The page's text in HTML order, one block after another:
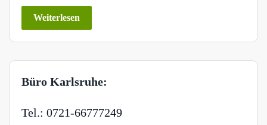
Weiterlesen
Büro Karlsruhe:
Tel.: 0721-66777249